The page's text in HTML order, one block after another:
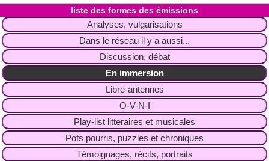
liste des formes des émissions
Analyses, vulgarisations
Dans le réseau il y a aussi...
Discussion, débat
En immersion
Libre-antennes
O-V-N-I
Play-list litteraires et musicales
Pots pourris, puzzles et chroniques
Témoignages, récits, portraits